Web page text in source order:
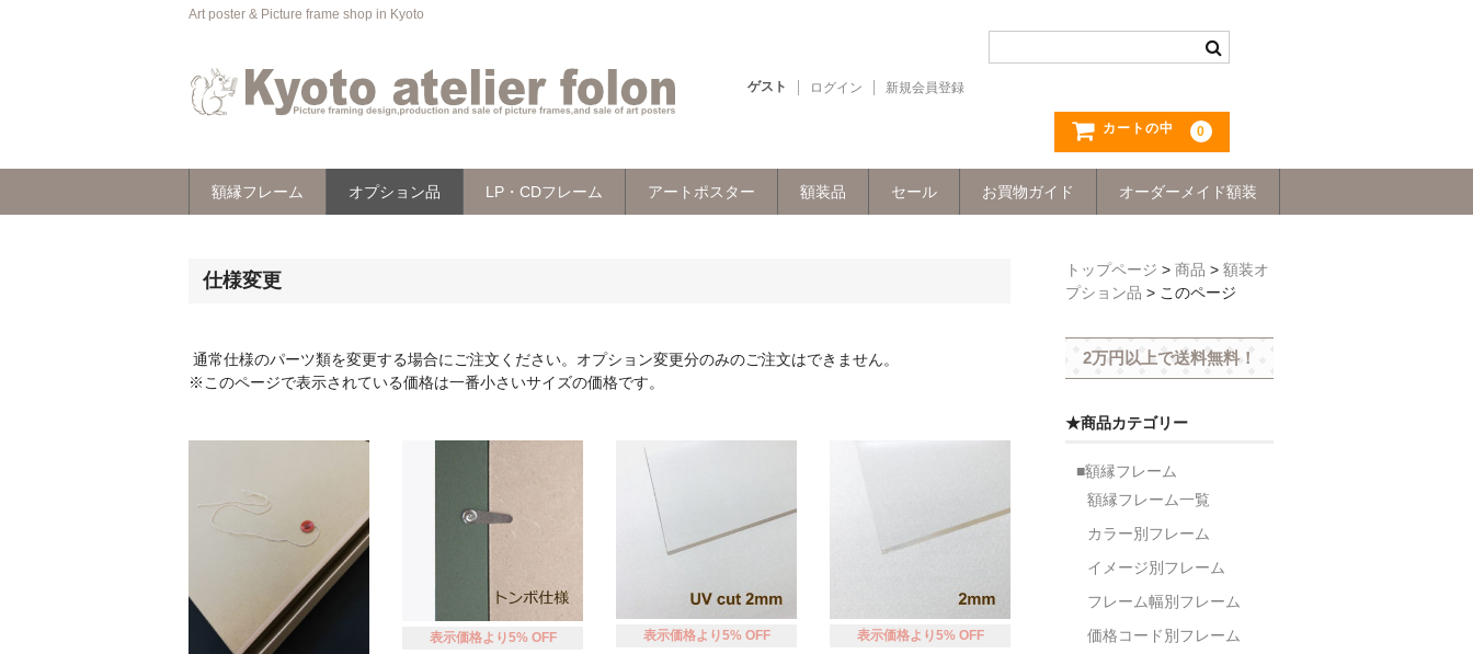
Art poster & Picture frame shop in Kyoto
ゲスト ログイン 新規会員登録
カートの中 0
額縁フレーム オプション品 LP・CDフレーム アートポスター 額装品 セール お買物ガイド オーダーメイド額装
仕様変更
通常仕様のパーツ類を変更する場合にご注文ください。オプション変更分のみのご注文はできません。
※このページで表示されている価格は一番小さいサイズの価格です。
表示価格より5% OFF 表示価格より5% OFF 表示価格より5% OFF
トップページ > 商品 > 額装オ
プション品 > このページ
2万円以上で送料無料！
★商品カテゴリー
■額縁フレーム
額縁フレーム一覧
カラー別フレーム
イメージ別フレーム
フレーム幅別フレーム
価格コード別フレーム